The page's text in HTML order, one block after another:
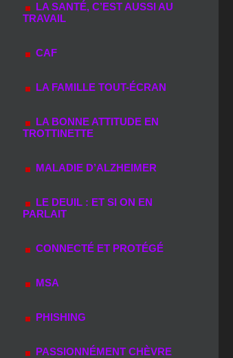
LA SANTÉ, C’EST AUSSI AU
TRAVAIL
CAF
LA FAMILLE TOUT-ÉCRAN
LA BONNE ATTITUDE EN
TROTTINETTE
MALADIE D’ALZHEIMER
LE DEUIL : ET SI ON EN
PARLAIT
CONNECTÉ ET PROTÉGÉ
MSA
PHISHING
PASSIONNÉMENT CHÈVRE